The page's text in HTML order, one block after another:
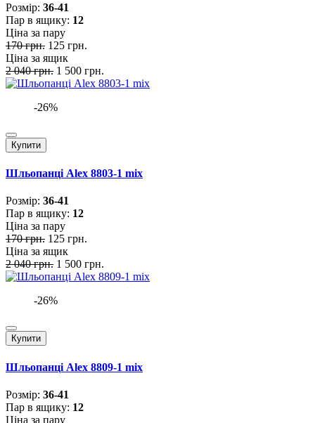
Розмiр: 36-41
Пар в ящику: 12
Ціна за пару
170 грн. 125 грн.
Ціна за ящик
2 040 грн. 1 500 грн.
-26%
Купити
Шльопанці Alex 8803-1 mix
Розмiр: 36-41
Пар в ящику: 12
Ціна за пару
170 грн. 125 грн.
Ціна за ящик
2 040 грн. 1 500 грн.
-26%
Купити
Шльопанці Alex 8809-1 mix
Розмiр: 36-41
Пар в ящику: 12
Ціна за пару